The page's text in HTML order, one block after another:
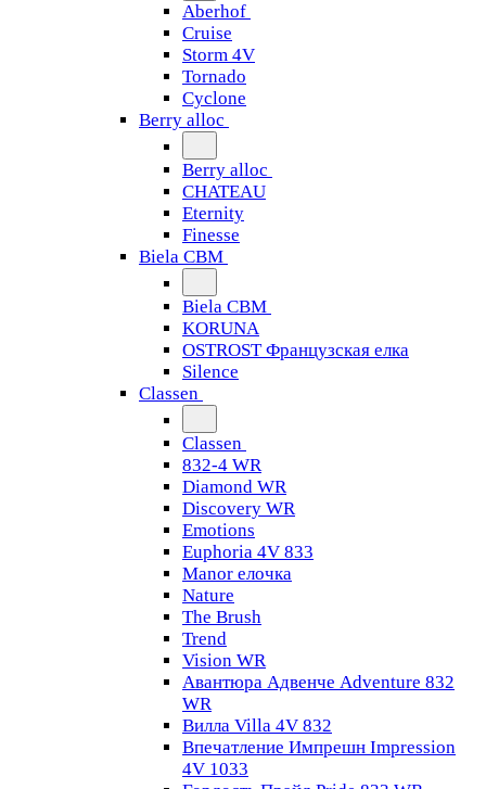
Aberhof
Cruise
Storm 4V
Tornado
Сyclone
Berry alloc
Berry alloc
CHATEAU
Eternity
Finesse
Biela CBM
Biela CBM
KORUNA
OSTROST Французская елка
Silence
Classen
Classen
832-4 WR
Diamond WR
Discovery WR
Emotions
Euphoria 4V 833
Manor елочка
Nature
The Brush
Trend
Vision WR
Авантюра Адвенче Adventure 832
WR
Вилла Villa 4V 832
Впечатление Импрешн Impression
4V 1033